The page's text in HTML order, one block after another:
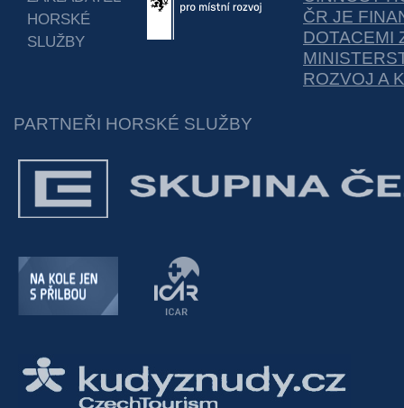
HORSKÉ
SLUŽBY
ČR JE
DOTACEMI
ROZVOJ A
PARTNEŘI HORSKÉ SLUŽBY